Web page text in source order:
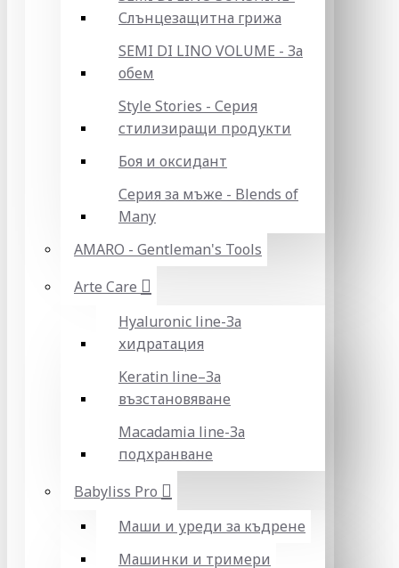
Слънцезащитна грижа
SEMI DI LINO VOLUME - За
обем
Style Stories - Серия
стилизиращи продукти
Боя и оксидант
Серия за мъже - Blends of
Many
AMARO - Gentleman's Tools
Arte Care
Hyaluronic line-За
хидратация
Keratin line–За
възстановяване
Macadamia line-За
подхранване
Babyliss Pro
Маши и уреди за къдрене
Машинки и тримери